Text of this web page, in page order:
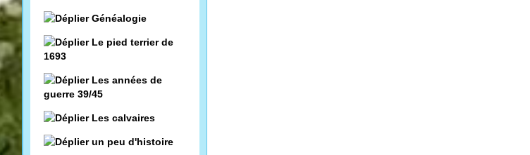
Généalogie
Le pied terrier de
1693
Les années de
guerre 39/45
Les calvaires
un peu d'histoire